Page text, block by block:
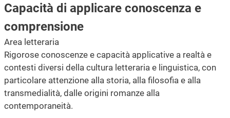
Capacità di applicare conoscenza e
comprensione
Area letteraria
Rigorose conoscenze e capacità applicative a realtà e
contesti diversi della cultura letteraria e linguistica, con
particolare attenzione alla storia, alla filosofia e alla
transmedialità, dalle origini romanze alla
contemporaneità.